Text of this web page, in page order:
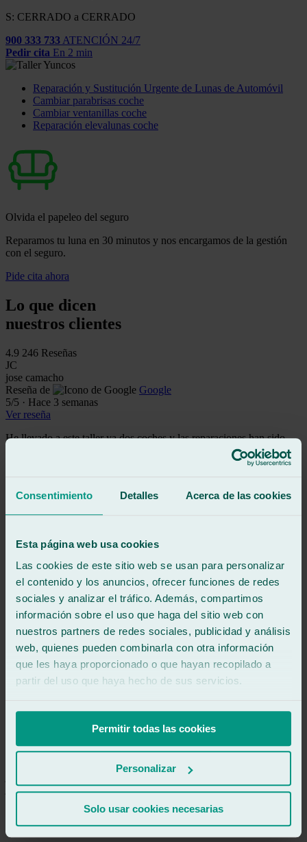
Consentimiento Detalles Acerca de las cookies
Esta página web usa cookies
Las cookies de este sitio web se usan para personalizar
el contenido y los anuncios, ofrecer funciones de redes
sociales y analizar el tráfico. Además, compartimos
información sobre el uso que haga del sitio web con
nuestros partners de redes sociales, publicidad y análisis
web, quienes pueden combinarla con otra información
que les haya proporcionado o que hayan recopilado a
partir del uso que haya hecho de sus servicios.
Permitir todas las cookies
Personalizar
Solo usar cookies necesarias
S: CERRADO a CERRADO
900 333 733 ATENCIÓN 24/7
Pedir cita En 2 min
Reparación y Sustitución Urgente de Lunas de Automóvil
Cambiar parabrisas coche
Cambiar ventanillas coche
Reparación elevalunas coche
Olvida el papeleo del seguro
Reparamos tu luna en 30 minutos y nos encargamos de la gestión
con el seguro.
Pide cita ahora
Lo que dicen
nuestros clientes
4.9 246 Reseñas
JC
jose camacho
Reseña de
Google
5/5 · Hace 3 semanas
Ver reseña
He llevado a este taller ya dos coches y las reparaciones han sido
rápidas y perfectas, muy buena atención por parte de Juan. Gracias.
patricia soriano castillo
encanto y educadisimo,los compañeros del taller hicieron un trabajo
rápido y cuidado, decir también que todo el establecimiento
(recepción,taller....)está muy limpio y ordenado,un gusto la verdad.
No dudaría en acudir de nuevo y en recomendar sus servicios.
Ver reseña
EC
eloy cam
Reseña de
Google
/5· Hace 1 mes
Me ha arreglado un picotazo muy feo que tenia en la luna delantera
y ha quedado muy bien, el chico que me atendió muy bien, buen
juan diaz gonzalez
Hace 2 meses
Ver reseña